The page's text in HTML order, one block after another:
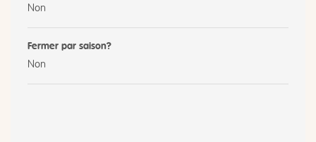
Non
Fermer par saison?
Non